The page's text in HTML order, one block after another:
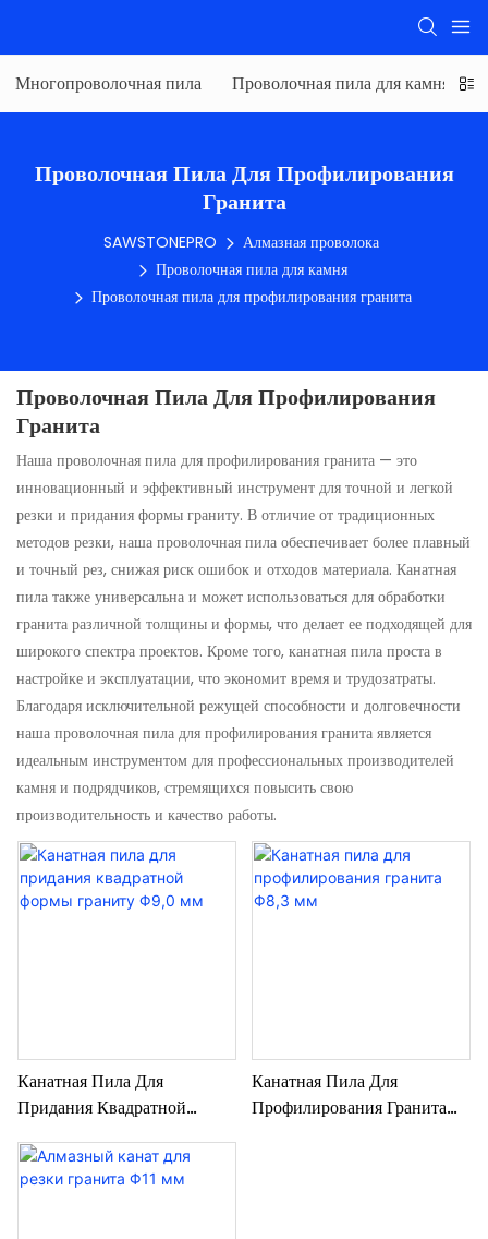
Многопроволочная пила Проволочная пила для камня
Проволочная Пила Для Профилирования
Гранита
SAWSTONEPRO
Алмазная проволока
Проволочная пила для камня
Проволочная пила для профилирования гранита
Проволочная Пила Для Профилирования
Гранита
Наша проволочная пила для профилирования гранита — это
инновационный и эффективный инструмент для точной и легкой
резки и придания формы граниту. В отличие от традиционных
методов резки, наша проволочная пила обеспечивает более плавный
и точный рез, снижая риск ошибок и отходов материала. Канатная
пила также универсальна и может использоваться для обработки
гранита различной толщины и формы, что делает ее подходящей для
широкого спектра проектов. Кроме того, канатная пила проста в
настройке и эксплуатации, что экономит время и трудозатраты.
Благодаря исключительной режущей способности и долговечности
наша проволочная пила для профилирования гранита является
идеальным инструментом для профессиональных производителей
камня и подрядчиков, стремящихся повысить свою
производительность и качество работы.
Канатная Пила Для
Придания Квадратной
Канатная Пила Для
Профилирования Гранита